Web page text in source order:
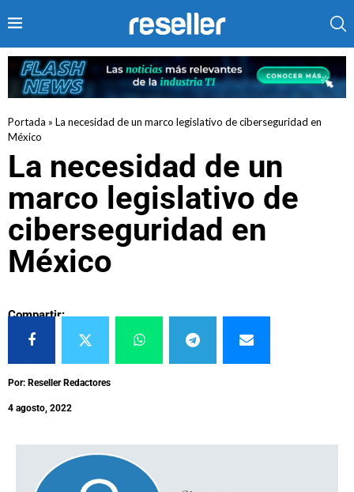
Portada » La necesidad de un marco legislativo de ciberseguridad en
México
La necesidad de un
marco legislativo de
ciberseguridad en
México
Compartir:
Por: Reseller Redactores
4 agosto, 2022